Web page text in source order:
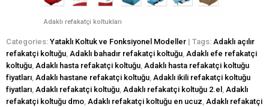
Adaklı refakatçi koltukları
Categories: Yataklı Koltuk ve Fonksiyonel Modeller | Tags: Adaklı açılır
refakatçi koltuğu, Adaklı bahadır refakatçi koltuğu, Adaklı efe refakatçi
koltuğu, Adaklı hasta refakatçi koltuğu, Adaklı hasta refakatçi koltuğu
fiyatları, Adaklı hastane refakatçi koltuğu, Adaklı ikili refakatçi koltuğu
fiyatları, Adaklı refakatçi koltuğu, Adaklı refakatçi koltuğu 2.el , Adaklı
refakatçi koltuğu dmo, Adaklı refakatçi koltuğu en ucuz, Adaklı refakatçi